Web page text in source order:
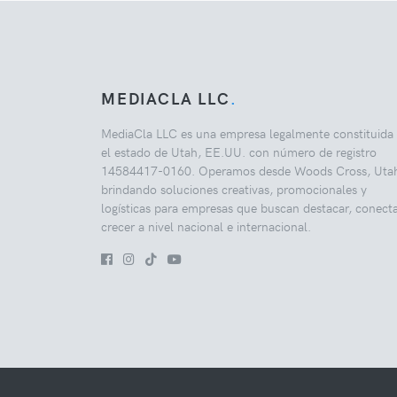
MEDIACLA LLC.
MediaCla LLC es una empresa legalmente constituida
el estado de Utah, EE.UU. con número de registro
14584417-0160. Operamos desde Woods Cross,
brindando soluciones creativas, promocionales y
logísticas para empresas que buscan destacar,
crecer a nivel nacional e internacional.